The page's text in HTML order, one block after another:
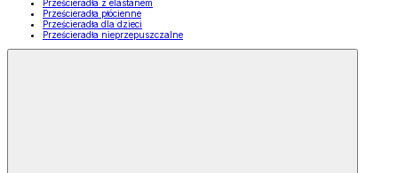
Prześcieradła z elastanem
Prześcieradła płócienne
Prześcieradła dla dzieci
Prześcieradła nieprzepuszczalne